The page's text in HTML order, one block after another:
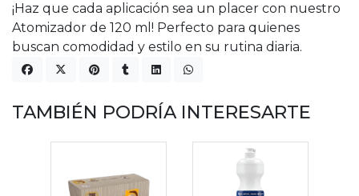
¡Haz que cada aplicación sea un placer con nuestro
Atomizador de 120 ml! Perfecto para quienes
buscan comodidad y estilo en su rutina diaria.
TAMBIÉN PODRÍA INTERESARTE